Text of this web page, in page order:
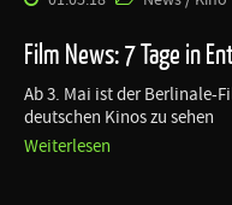
Film News: 7 Tage in
Ab 3. Mai ist der Berlinale-
deutschen Kinos zu sehen
Weiterlesen